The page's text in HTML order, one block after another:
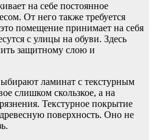
на себе постоянное
От него также требуется
помещение принимает на себя
с улицы на обуви. Здесь
защитному слою и
ламинат с текстурным
слишком скользкое, а на
Текстурное покрытие
поверхность. Оно не